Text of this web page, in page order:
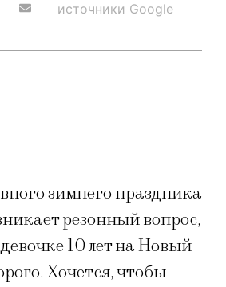
источники Google
зимнего праздника
резонный вопрос,
10 лет на Новый
Хочется, чтобы